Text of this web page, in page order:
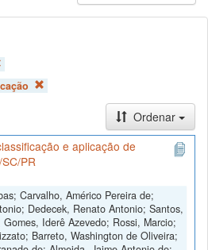
Ordenar
e aplicação de
PR
Carvalho, Américo Pereira de;
Dedecek, Renato Antonio; Santos,
Iderê Azevedo; Rossi, Marcio;
Barreto, Washington de Oliveira;